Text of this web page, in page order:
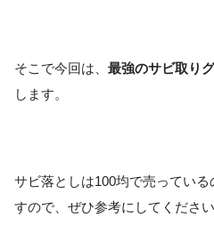
そこで今回は、 最強のサビ取り
します。
サビ落としは100均で売ってい
すので、ぜひ参考にしてください